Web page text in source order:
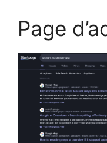
Page